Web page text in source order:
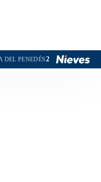
VILANOVA I LA GELTRÚ27,7°